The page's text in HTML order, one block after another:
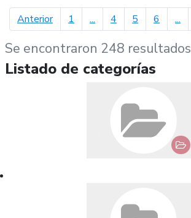
Anteriorpágina anterior
1 ... 4 5 6 ...
Se encontraron 248 resultados
Listado de categorías